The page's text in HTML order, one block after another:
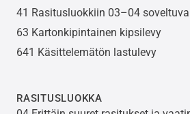
41 Rasitusluokkiin 03–04
63 Kartonkipintainen kipsilevy
641 Käsittelemätön lastulevy
RASITUSLUOKKA